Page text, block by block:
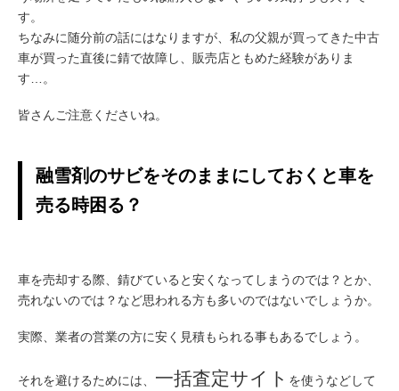
す。
ちなみに随分前の話にはなりますが、私の父親が買ってきた中古
車が買った直後に錆で故障し、販売店ともめた経験がありま
す…。
皆さんご注意くださいね。
融雪剤のサビをそのままにしておくと車を
売る時困る？
車を売却する際、錆びていると安くなってしまうのでは？とか、
売れないのでは？など思われる方も多いのではないでしょうか。
実際、業者の営業の方に安く見積もられる事もあるでしょう。
それを避けるためには、 一括査定サイト を使うなどして